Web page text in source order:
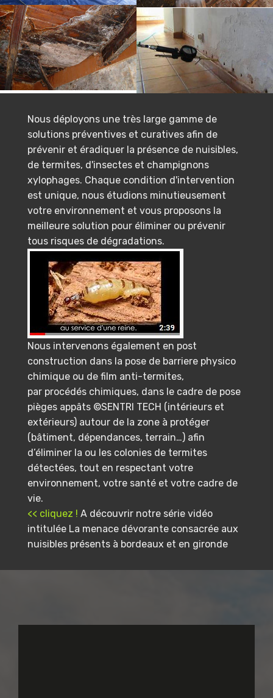
Nous déployons une très large gamme de
solutions préventives et curatives afin de
prévenir et éradiquer la présence de nuisibles,
de termites, d'insectes et champignons
xylophages. Chaque condition d'intervention
est unique, nous étudions minutieusement
votre environnement et vous proposons la
meilleure solution pour éliminer ou prévenir
tous risques de dégradations.
Nous intervenons également en post
construction dans la pose de barriere physico
chimique ou de film anti-termites,
par procédés chimiques, dans le cadre de pose
pièges appâts ©SENTRI TECH (intérieurs et
extérieurs) autour de la zone à protéger
(bâtiment, dépendances, terrain…) afin
d’éliminer la ou les colonies de termites
détectées, tout en respectant votre
environnement, votre santé et votre cadre de
vie.
<< cliquez ! A découvrir notre série vidéo
intitulée La menace dévorante consacrée aux
nuisibles présents à bordeaux et en gironde